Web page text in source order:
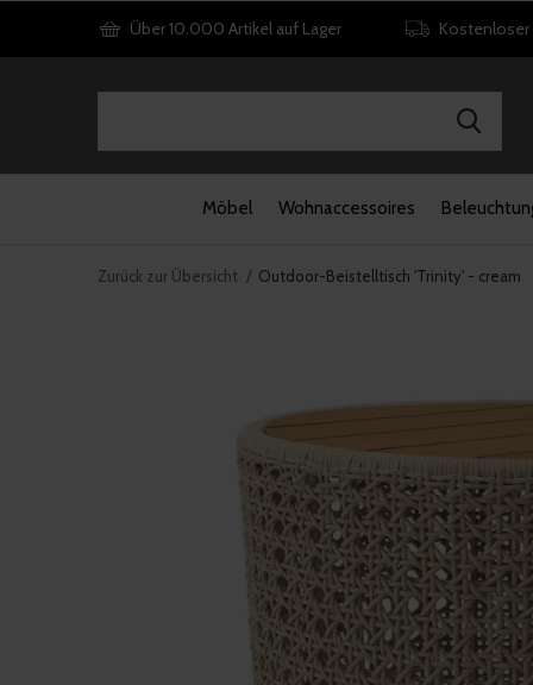
Möbel Wohnaccessoires
Über 10.000 Artikel auf Lager
Zurück zur Übersicht Outdoor-Beistelltisch 'Trinity' - cream